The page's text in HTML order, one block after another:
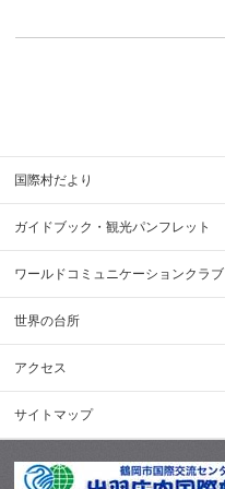
国際村だより
ガイドブック・観光パンフレット
ワールドコミュニケーションクラブ
世界の台所
アクセス
サイトマップ